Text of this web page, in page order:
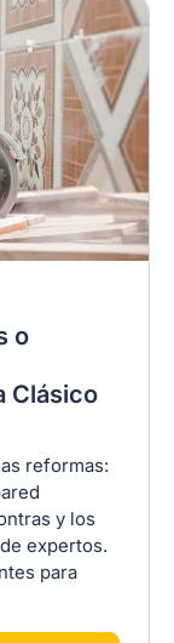
o
Clásico
reformas:
y los
expertos.
para